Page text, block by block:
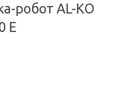
робот AL-KO
E